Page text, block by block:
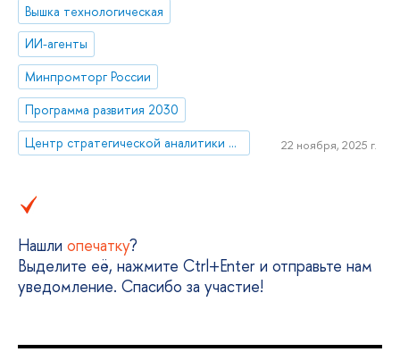
Вышка технологическая
ИИ-агенты
Минпромторг России
Программа развития 2030
Центр стратегической аналитики и больших данных
22 ноября, 2025 г.
Нашли опечатку?
Выделите её, нажмите Ctrl+Enter и отправьте нам
уведомление. Спасибо за участие!